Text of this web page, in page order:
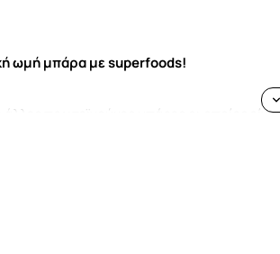
ωμήμπάρα μεsuperfoods!
άλλες πρωτε ϊνούχες μπάρες οι οποίες είναι